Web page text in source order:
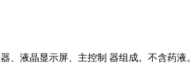
、液晶显示屏、主控制 器组成。不含药液。